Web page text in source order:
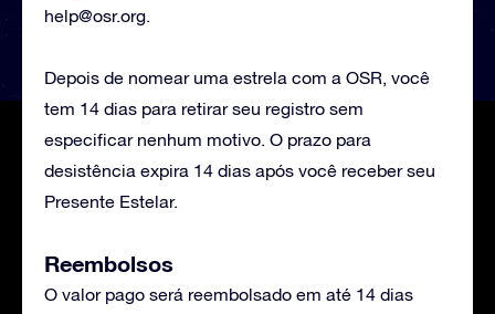
help@osr.org.
Depois de nomear uma estrela com a OSR, você
tem 14 dias para retirar seu registro sem
especificar nenhum motivo. O prazo para
desistência expira 14 dias após você receber seu
Presente Estelar.
Reembolsos
O valor pago será reembolsado em até 14 dias